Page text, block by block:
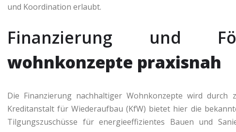
und Koordination erlaubt.
Finanzierung und
wohnkonzepte praxisnah
Die Finanzierung nachhaltiger Wohnkonzepte wird durch
Kreditanstalt für Wiederaufbau (KfW) bietet hier die
Tilgungszuschüsse für energieeffizientes Bauen und